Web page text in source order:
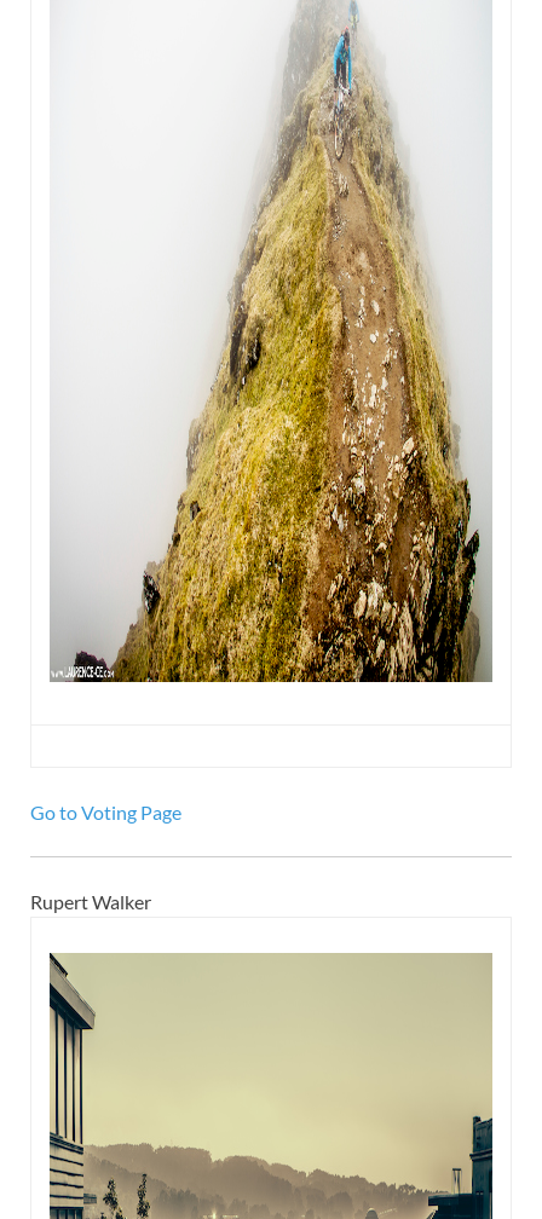
Go to Voting Page
Rupert Walker